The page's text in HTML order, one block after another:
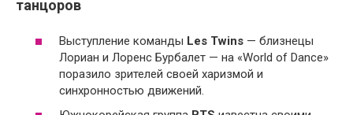
танцоров
Выступление команды Les Twins — близнецы
Лориан и Лоренс Бурбалет — на «World of Dance»
поразило зрителей своей харизмой и
синхронностью движений.